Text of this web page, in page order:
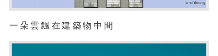
一朵雲飄在建築物中間